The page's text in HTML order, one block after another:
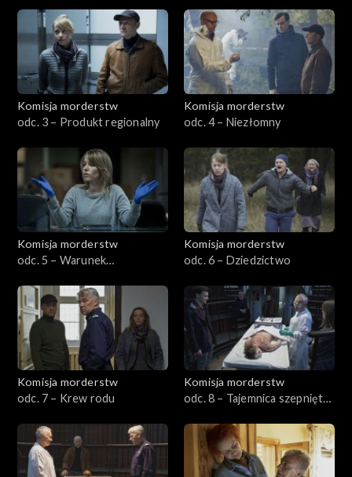
Komisja morderstw
odc. 3 – Produkt regionalny
Komisja morderstw
odc. 4 – Niezłomny
Komisja morderstw
odc. 5 – Warunek
Komisja morderstw
odc. 6 – Dziedzictwo
Komisja morderstw
odc. 7 – Krew rodu
Komisja morderstw
odc. 8 – Tajemnica szepnięta